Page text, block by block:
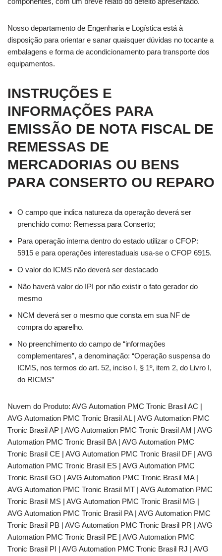
Nosso departamento de Engenharia e Logística está à
disposição para orientar e sanar quaisquer dúvidas no tocante a
embalagens e forma de acondicionamento para transporte dos
equipamentos.
INSTRUÇÕES E
INFORMAÇÕES PARA
EMISSÃO DE NOTA FISCAL DE
REMESSAS DE
MERCADORIAS OU BENS
PARA CONSERTO OU REPARO
O campo que indica natureza da operação deverá ser
prenchido como: Remessa para Conserto;
Para operação interna dentro do estado utilizar o CFOP:
5915 e para operações interestaduais usa-se o CFOP 6915.
O valor do ICMS não deverá ser destacado
Não haverá valor do IPI por não existir o fato gerador do
mesmo
NCM deverá ser o mesmo que consta em sua NF de
compra do aparelho.
No preenchimento do campo de “informações
complementares”, a denominação: “Operação suspensa do
ICMS, nos termos do art. 52, inciso I, § 1º, item 2, do Livro I,
do RICMS”
Nuvem do Produto: AVG Automation PMC Tronic Brasil AC |
AVG Automation PMC Tronic Brasil AL | AVG Automation PMC
Tronic Brasil AP | AVG Automation PMC Tronic Brasil AM | AVG
Automation PMC Tronic Brasil BA | AVG Automation PMC
Tronic Brasil CE | AVG Automation PMC Tronic Brasil DF | AVG
Automation PMC Tronic Brasil ES | AVG Automation PMC
Tronic Brasil GO | AVG Automation PMC Tronic Brasil MA |
AVG Automation PMC Tronic Brasil MT | AVG Automation PMC
Tronic Brasil MS | AVG Automation PMC Tronic Brasil MG |
AVG Automation PMC Tronic Brasil PA | AVG Automation PMC
Tronic Brasil PB | AVG Automation PMC Tronic Brasil PR | AVG
Automation PMC Tronic Brasil PE | AVG Automation PMC
Tronic Brasil PI | AVG Automation PMC Tronic Brasil RJ | AVG